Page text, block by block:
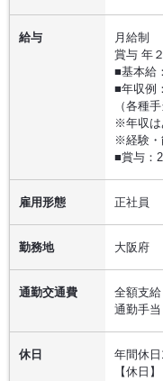
給与
月給制
賞与 年
■基本給
■年収例
（各種
※年収は
※経験・
■賞与：
雇用形態 正社員
勤務地 大阪府
通勤交通費
全額支給
通勤手当
休日
年間休日
【休日】